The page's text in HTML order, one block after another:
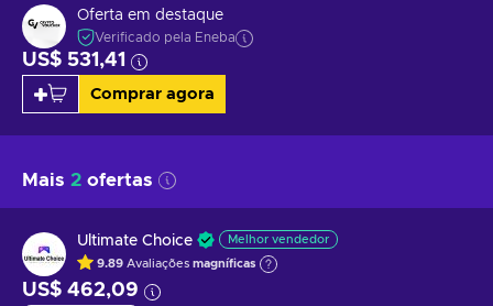
Oferta em destaque
Verificado pela Eneba
US$ 531,41
Comprar agora
Mais 2 ofertas
Ultimate Choice Melhor vendedor
9.89 Avaliações magníficas
US$ 462,09